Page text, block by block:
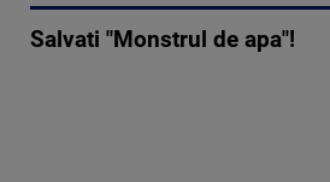
Salvati "Monstrul de apa"!